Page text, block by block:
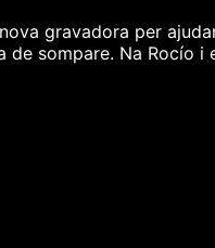
gravadora per
de sompare. Na Rocío